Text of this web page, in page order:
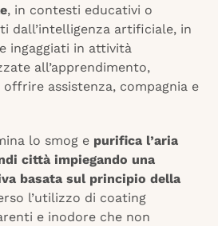
, in contesti educativi o
dall’intelligenza artificiale, in
ingaggiati in attività
all’apprendimento,
assistenza, compagnia e
lo smog e purifica l’aria
città impiegando una
basata sul principio della
l’utilizzo di coating
e inodore che non